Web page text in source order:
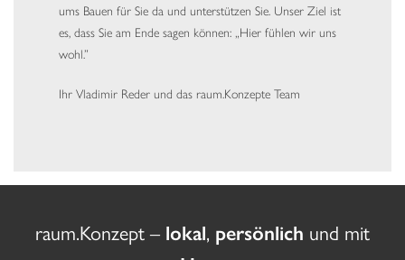
ums Bauen für Sie da und unterstützen Sie. Unser Ziel ist
es, dass Sie am Ende sagen können: „Hier fühlen wir uns
wohl.”
Ihr Vladimir Reder und das raum.Konzepte Team
raum.Konzept – lokal, persönlich und mit